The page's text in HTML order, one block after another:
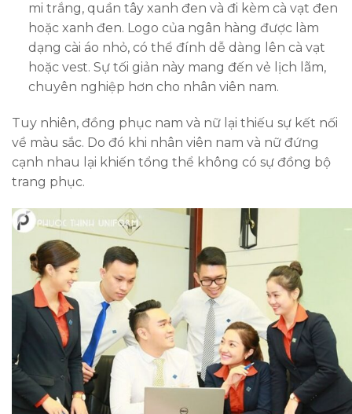
mi trắng, quần tây xanh đen và đi kèm cà vạt đen
hoặc xanh đen. Logo của ngân hàng được làm
dạng cài áo nhỏ, có thể đính dễ dàng lên cà vạt
hoặc vest. Sự tối giản này mang đến vẻ lịch lãm,
chuyên nghiệp hơn cho nhân viên nam.
Tuy nhiên, đồng phục nam và nữ lại thiếu sự kết nối
về màu sắc. Do đó khi nhân viên nam và nữ đứng
cạnh nhau lại khiến tổng thể không có sự đồng bộ
trang phục.